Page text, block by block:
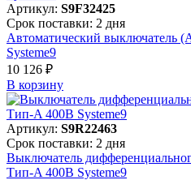
Артикул: S9F32425
Срок поставки: 2 дня
Автоматический выключатель
Systeme9
10 126 ₽
В корзинy
Артикул: S9R22463
Срок поставки: 2 дня
Выключатель
Тип-A 400В Systeme9